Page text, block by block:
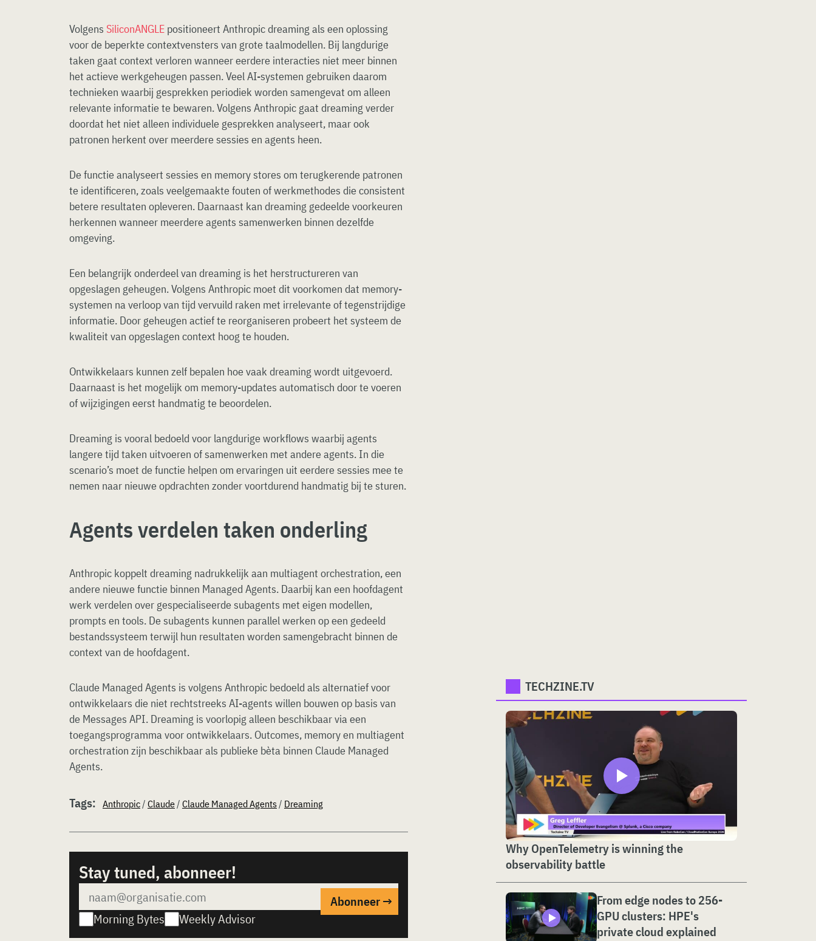
Volgens SiliconANGLE positioneert Anthropic dreaming als een oplossing
voor de beperkte contextvensters van grote taalmodellen. Bij langdurige
taken gaat context verloren wanneer eerdere interacties niet meer binnen
het actieve werkgeheugen passen. Veel AI-systemen gebruiken daarom
technieken waarbij gesprekken periodiek worden samengevat om alleen
relevante informatie te bewaren. Volgens Anthropic gaat dreaming verder
doordat het niet alleen individuele gesprekken analyseert, maar ook
patronen herkent over meerdere sessies en agents heen.
De functie analyseert sessies en memory stores om terugkerende patronen
te identificeren, zoals veelgemaakte fouten of werkmethodes die consistent
betere resultaten opleveren. Daarnaast kan dreaming gedeelde voorkeuren
herkennen wanneer meerdere agents samenwerken binnen dezelfde
omgeving.
Een belangrijk onderdeel van dreaming is het herstructureren van
opgeslagen geheugen. Volgens Anthropic moet dit voorkomen dat memory-
systemen na verloop van tijd vervuild raken met irrelevante of tegenstrijdige
informatie. Door geheugen actief te reorganiseren probeert het systeem de
kwaliteit van opgeslagen context hoog te houden.
Ontwikkelaars kunnen zelf bepalen hoe vaak dreaming wordt uitgevoerd.
Daarnaast is het mogelijk om memory-updates automatisch door te voeren
of wijzigingen eerst handmatig te beoordelen.
Dreaming is vooral bedoeld voor langdurige workflows waarbij agents
langere tijd taken uitvoeren of samenwerken met andere agents. In die
scenario’s moet de functie helpen om ervaringen uit eerdere sessies mee te
nemen naar nieuwe opdrachten zonder voortdurend handmatig bij te sturen.
Agents verdelen taken onderling
Anthropic koppelt dreaming nadrukkelijk aan multiagent orchestration, een
andere nieuwe functie binnen Managed Agents. Daarbij kan een hoofdagent
werk verdelen over gespecialiseerde subagents met eigen modellen,
prompts en tools. De subagents kunnen parallel werken op een gedeeld
bestandssysteem terwijl hun resultaten worden samengebracht binnen de
context van de hoofdagent.
Claude Managed Agents is volgens Anthropic bedoeld als alternatief voor
ontwikkelaars die niet rechtstreeks AI-agents willen bouwen op basis van
de Messages API. Dreaming is voorlopig alleen beschikbaar via een
toegangsprogramma voor ontwikkelaars. Outcomes, memory en multiagent
orchestration zijn beschikbaar als publieke bèta binnen Claude Managed
Agents.
Tags: Anthropic/ Claude/ Claude Managed Agents/ Dreaming
Stay tuned, abonneer!
Morning Bytes Weekly Advisor
TECHZINE.TV
Why OpenTelemetry is winning the
observability battle
From edge nodes to 256-
GPU clusters: HPE's
private cloud explained